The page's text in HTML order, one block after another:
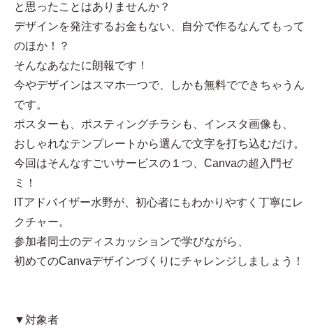
と思ったことはありませんか？
デザインを発注するお金もない、自分で作るなんてもって
のほか！？
そんなあなたに朗報です！
今やデザインはスマホ一つで、しかも無料でできちゃうん
です。
ポスターも、ポスティングチラシも、インスタ画像も、
おしゃれなテンプレートから選んで文字を打ち込むだけ。
今回はそんなすごいサービスの１つ、Canvaの超入門ゼ
ミ！
ITアドバイザー水野が、初心者にもわかりやすく丁寧にレ
クチャー。
参加者同士のディスカッションで学びながら、
初めてのCanvaデザインづくりにチャレンジしましょう！
▼対象者